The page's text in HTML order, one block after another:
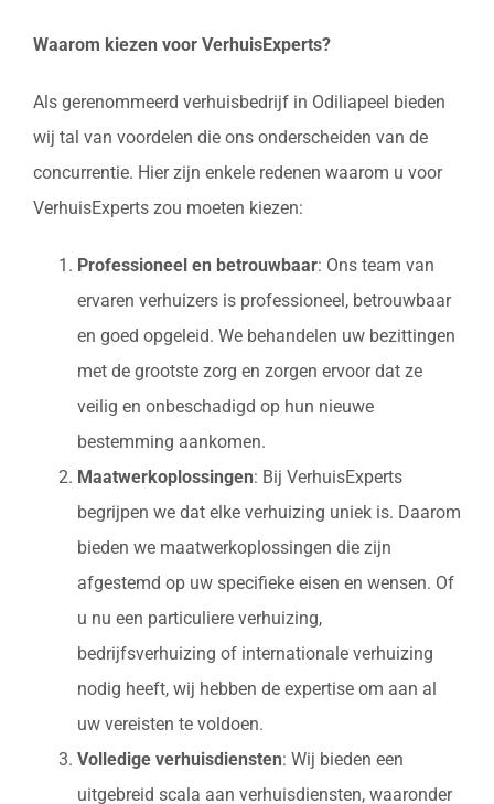
Waarom kiezen voor VerhuisExperts?
Als gerenommeerd verhuisbedrijf in Odiliapeel bieden
wij tal van voordelen die ons onderscheiden van de
concurrentie. Hier zijn enkele redenen waarom u voor
VerhuisExperts zou moeten kiezen:
Professioneel en betrouwbaar: Ons team van
ervaren verhuizers is professioneel, betrouwbaar
en goed opgeleid. We behandelen uw bezittingen
met de grootste zorg en zorgen ervoor dat ze
veilig en onbeschadigd op hun nieuwe
bestemming aankomen.
Maatwerkoplossingen: Bij VerhuisExperts
begrijpen we dat elke verhuizing uniek is. Daarom
bieden we maatwerkoplossingen die zijn
afgestemd op uw specifieke eisen en wensen. Of
u nu een particuliere verhuizing,
bedrijfsverhuizing of internationale verhuizing
nodig heeft, wij hebben de expertise om aan al
uw vereisten te voldoen.
Volledige verhuisdiensten: Wij bieden een
uitgebreid scala aan verhuisdiensten, waaronder